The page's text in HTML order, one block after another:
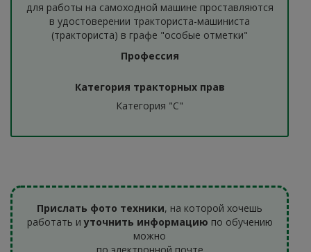
для работы на самоходной машине проставляются
в удостоверении тракториста-машиниста
(тракториста) в графе "особые отметки"
Профессия
Категория тракторных прав
Категория "С"
Прислать фото техники, на которой хочешь
работать иуточнить информацию по обучению
можно